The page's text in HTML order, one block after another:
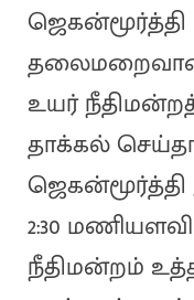
ஜெகன்மூர்த்தி
உயர்
தாக்கல்
ஜெகன்மூர்த்தி
2:30
நீதிமன்றம்